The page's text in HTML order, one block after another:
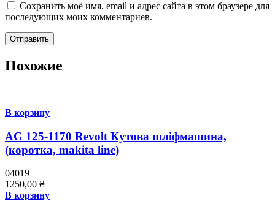
Сохранить моё имя, email и адрес сайта в этом браузере для
последующих моих комментариев.
Похожие
В корзину
AG 125-1170 Revolt Кутова шліфмашина,
(коротка, makita line)
04019
1250,00 ₴
В корзину